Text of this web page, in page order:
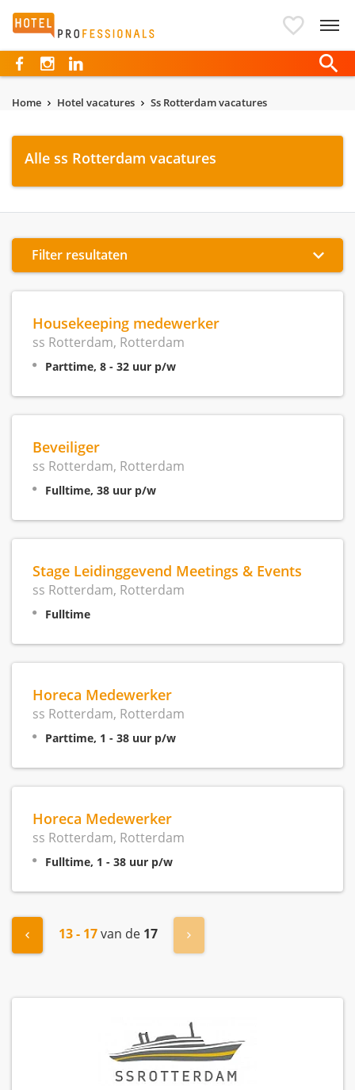
Hotelprofessionals
Home Hotel vacatures Ss Rotterdam vacatures
Alle ss Rotterdam vacatures
Filter resultaten
Housekeeping medewerker
ss Rotterdam, Rotterdam
Parttime, 8 - 32 uur p/w
Beveiliger
ss Rotterdam, Rotterdam
Fulltime, 38 uur p/w
Stage Leidinggevend Meetings & Events
ss Rotterdam, Rotterdam
Fulltime
Horeca Medewerker
ss Rotterdam, Rotterdam
Parttime, 1 - 38 uur p/w
Horeca Medewerker
ss Rotterdam, Rotterdam
Fulltime, 1 - 38 uur p/w
"« Vorige13 - 17van de 17 Volgende »